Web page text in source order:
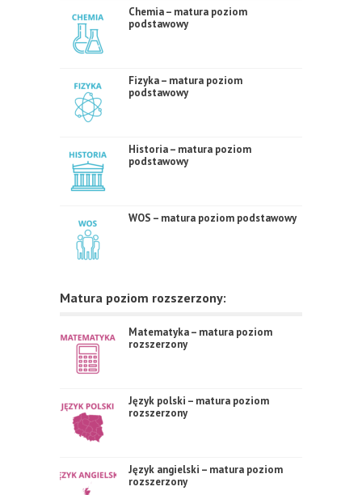
Chemia – matura poziom
podstawowy
Fizyka – matura poziom
podstawowy
Historia – matura poziom
podstawowy
WOS – matura poziom podstawowy
Matura poziom rozszerzony:
Matematyka – matura poziom
rozszerzony
Język polski – matura poziom
rozszerzony
Język angielski – matura poziom
rozszerzony